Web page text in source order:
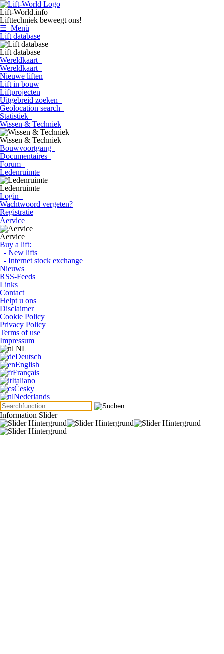
Lift-World.info
Lifttechniek beweegt ons!
☰ Menü
Lift database
Lift database
Wereldkaart
Wereldkaart
Nieuwe liften
Lift in bouw
Liftprojecten
Uitgebreid zoeken
Geolocation search
Statistiek
Wissen & Techniek
Wissen & Techniek
Bouwvoortgang
Documentaires
Forum
Ledenruimte
Ledenruimte
Login
Wachtwoord vergeten?
Registratie
Aervice
Aervice
Buy a lift:
- New lifts
- Internet stock exchange
Nieuws
RSS-Feeds
Links
Contact
Helpt u ons
Disclaimer
Cookie Policy
Privacy Policy
Terms of use
Impressum
NL
Deutsch
English
Français
Italiano
Česky
Nederlands
Information Slider